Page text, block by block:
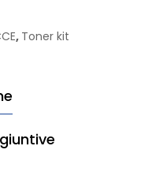
, Toner kit